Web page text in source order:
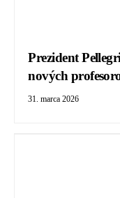
Prezident
nových
31. marca 2026